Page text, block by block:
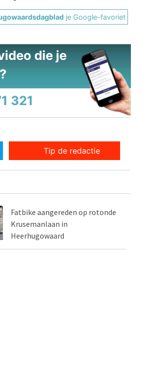
je Google-favoriet
die je
321
Tip de redactie
Fatbike aangereden op rotonde
Krusemanlaan in
Heerhugowaard